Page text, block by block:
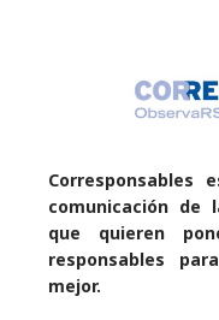
comunicación de
que quieren
responsables
mejor.